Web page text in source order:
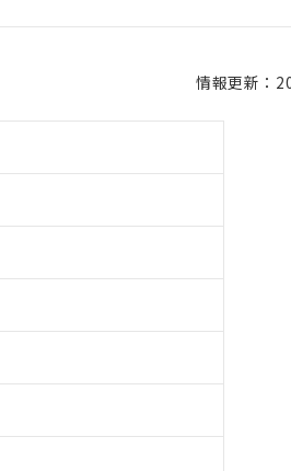
情報更新：